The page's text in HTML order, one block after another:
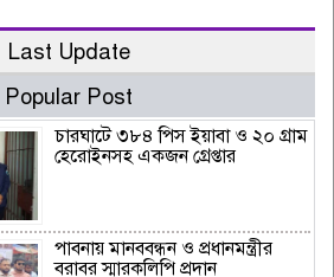
Last Update
Popular Post
চারঘাটে ৩৮৪ পিস ইয়াবা ও ২০ গ্রাম
হেরোইনসহ একজন গ্রেপ্তার
পাবনায় মানববন্ধন ও প্রধানমন্ত্রীর
বরাবর স্মারকলিপি প্রদান